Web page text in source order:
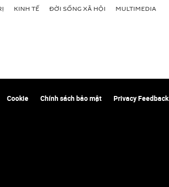
KINH TẾ ĐỜI SỐNG XÃ HỘI MULTIMEDIA
Cookie Chính sách bảo mật Privacy Feedback